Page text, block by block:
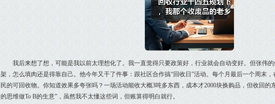
我后来想了想，可能是我以前太理想化了。我一直觉得只要政策好，行业就会自动变好。但张伟
架，怎么填肉还是得靠自己。他今年又干了件事：跟社区合作搞“回收日”活动。每个月最后一个周末
民的可回收物。你知道效果多夸张吗？一场活动能收大概3吨多东西，成本才2000块换购品，但收回的
的思维做To B的生意”，虽然我不太懂这些词，但账算得明白就行。